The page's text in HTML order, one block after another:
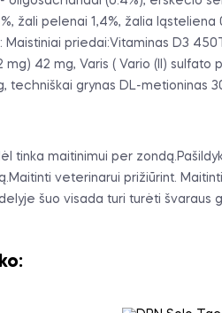
žali pelenai 1,4%, žalia
priedai:Vitaminas D3
42 mg, Varis ( Vario (II)
techniškai grynas DL-metioninas
maitinimui per
veterinarui prižiūrint.
šuo visada turi turėti švaraus